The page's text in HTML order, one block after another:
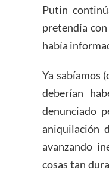
Putin
pretendía
había
Ya sabíamos
deberían
denunciado
aniquilación
avanzando
cosas tan